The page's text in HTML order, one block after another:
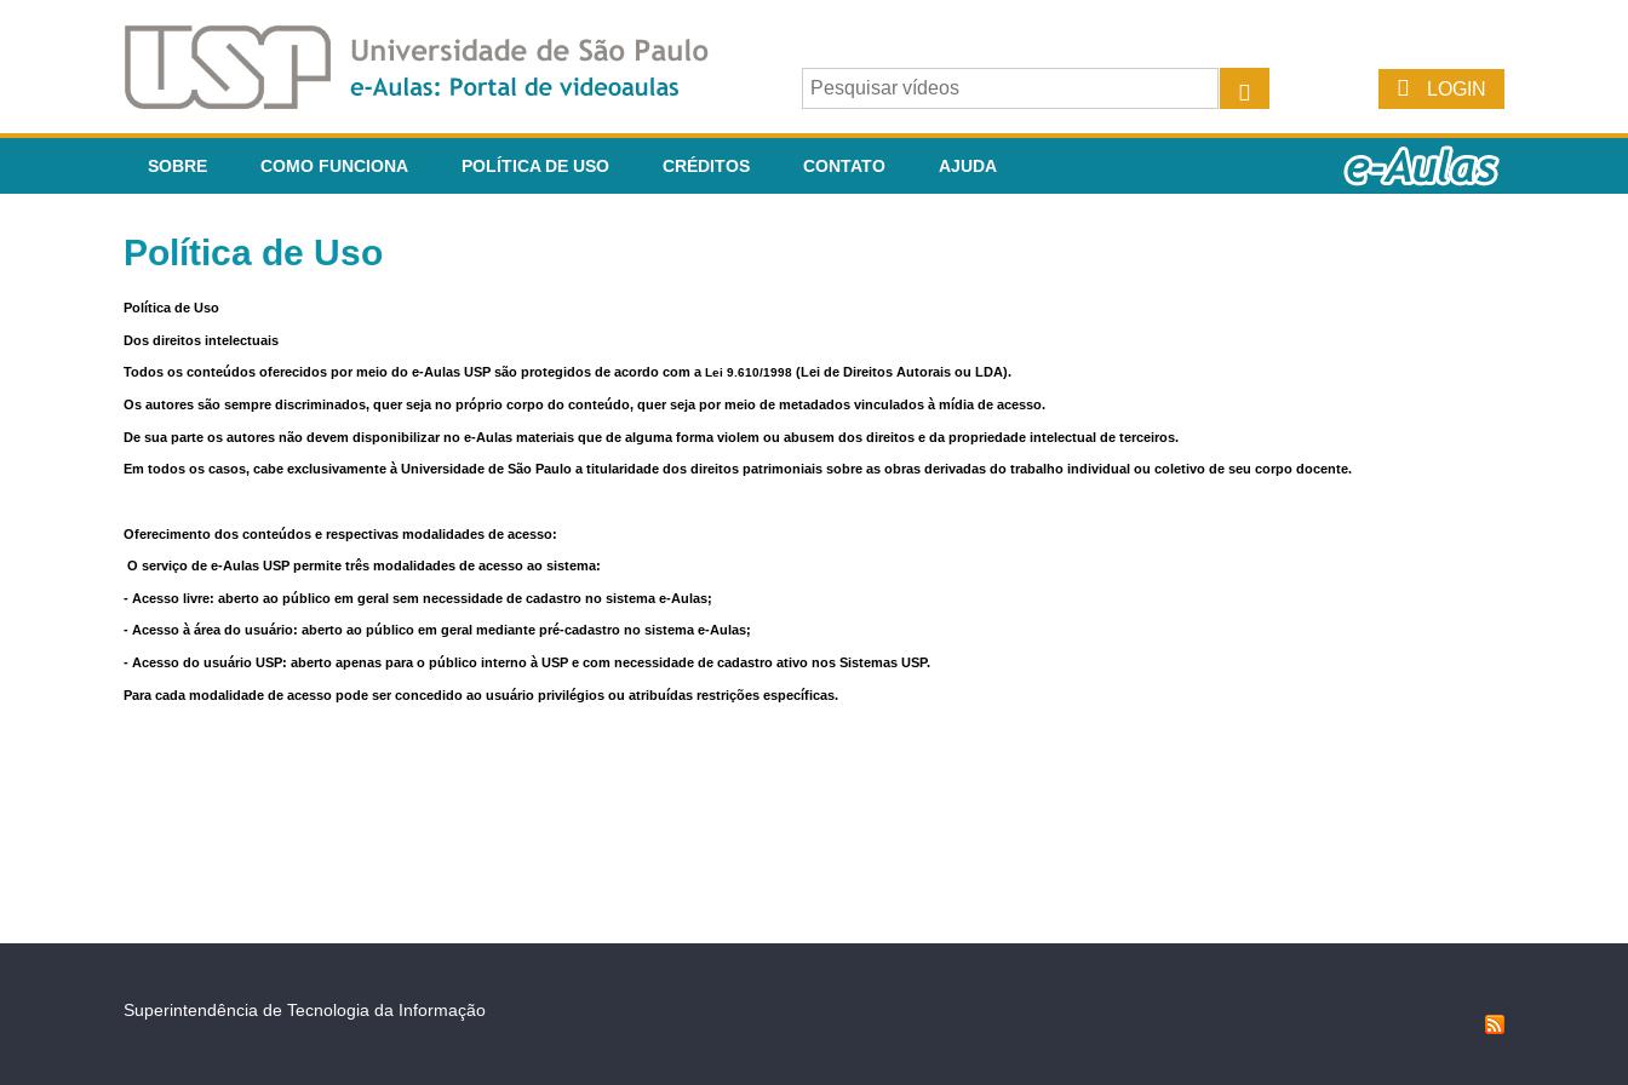
LOGIN
SOBRE COMO FUNCIONA POLÍTICA DE USO CRÉDITOS CONTATO AJUDA
Política de Uso
Política de Uso
Dos direitos intelectuais
Todos os conteúdos oferecidos por meio do e-Aulas USP são protegidos de acordo com a Lei 9.610/1998 (Lei de Direitos Autorais ou LDA).
Os autores são sempre discriminados, quer seja no próprio corpo do conteúdo, quer seja por meio de metadados vinculados à mídia de acesso.
De sua parte os autores não devem disponibilizar no e-Aulas materiais que de alguma forma violem ou abusem dos direitos e da propriedade intelectual de terceiros.
Em todos os casos, cabe exclusivamente à Universidade de São Paulo a titularidade dos direitos patrimoniais sobre as obras derivadas do trabalho individual ou coletivo de seu corpo docente.
Oferecimento dos conteúdos e respectivas modalidades de acesso:
O serviço de e-Aulas USP permite três modalidades de acesso ao sistema:
- Acesso livre: aberto ao público em geral sem necessidade de cadastro no sistema e-Aulas;
- Acesso à área do usuário: aberto ao público em geral mediante pré-cadastro no sistema e-Aulas;
- Acesso do usuário USP: aberto apenas para o público interno à USP e com necessidade de cadastro ativo nos Sistemas USP.
Para cada modalidade de acesso pode ser concedido ao usuário privilégios ou atribuídas restrições específicas.
Superintendência de Tecnologia da Informação